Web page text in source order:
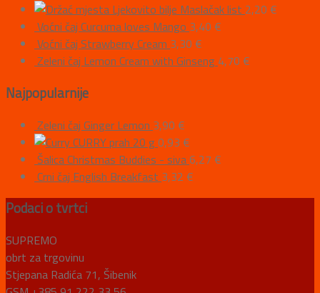
Ljekovito bilje Maslačak list 2,20 €
Voćni čaj Curcuma loves Mango 3,40 €
Voćni čaj Strawberry Cream 3,30 €
Zeleni čaj Lemon Cream with Ginseng 4,70 €
Najpopularnije
Zeleni čaj Ginger Lemon 3,90 €
CURRY prah 20 g 0,93 €
Šalica Christmas Buddies - siva6,27 €
Crni čaj English Breakfast 3,32 €
Podaci o tvrtci
SUPREMO
obrt za trgovinu
Stjepana Radića 71, Šibenik